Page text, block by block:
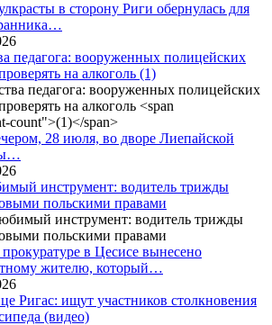
в сторону Риги обернулась для
педагога: вооруженных полицейских
на алкоголь (1)
28 июля, во дворе Лиепайской
инструмент: водитель трижды
польскими правами
в Цесисе вынесено
жителю, который…
Ригас: ищут участников столкновения
(видео)